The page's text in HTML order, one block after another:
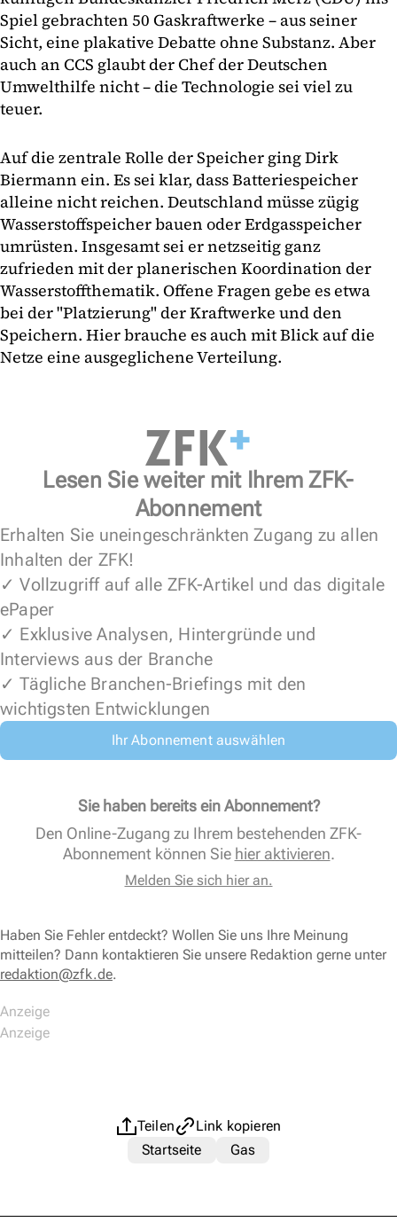
Spiel gebrachten 50 Gaskraftwerke – aus seiner
Sicht, eine plakative Debatte ohne Substanz. Aber
auch an CCS glaubt der Chef der Deutschen
Umwelthilfe nicht – die Technologie sei viel zu
teuer.
Auf die zentrale Rolle der Speicher ging Dirk
Biermann ein. Es sei klar, dass Batteriespeicher
alleine nicht reichen. Deutschland müsse zügig
Wasserstoffspeicher bauen oder Erdgasspeicher
umrüsten. Insgesamt sei er netzseitig ganz
zufrieden mit der planerischen Koordination der
Wasserstoffthematik. Offene Fragen gebe es etwa
bei der "Platzierung" der Kraftwerke und den
Speichern. Hier brauche es auch mit Blick auf die
Netze eine ausgeglichene Verteilung.
Lesen Sie weiter mit Ihrem ZFK-
Abonnement
Erhalten Sie uneingeschränkten Zugang zu allen
Inhalten der ZFK!
✓ Vollzugriff auf alle ZFK-Artikel und das digitale
ePaper
✓ Exklusive Analysen, Hintergründe und
Interviews aus der Branche
✓ Tägliche Branchen-Briefings mit den
wichtigsten Entwicklungen
Ihr Abonnement auswählen
Sie haben bereits ein Abonnement?
Den Online-Zugang zu Ihrem bestehenden ZFK-
Abonnement können Sie hier aktivieren.
Melden Sie sich hier an.
Haben Sie Fehler entdeckt? Wollen Sie uns Ihre Meinung
mitteilen? Dann kontaktieren Sie unsere Redaktion gerne unter
redaktion@zfk.de.
Teilen
Link kopieren
Startseite
Gas